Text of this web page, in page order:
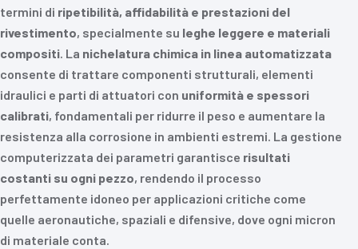
termini di ripetibilità, affidabilità e prestazioni del
rivestimento, specialmente su leghe leggere e materiali
compositi. La nichelatura chimica in linea automatizzata
consente di trattare componenti strutturali, elementi
idraulici e parti di attuatori con uniformità e spessori
calibrati, fondamentali per ridurre il peso e aumentare la
resistenza alla corrosione in ambienti estremi. La gestione
computerizzata dei parametri garantisce risultati
costanti su ogni pezzo, rendendo il processo
perfettamente idoneo per applicazioni critiche come
quelle aeronautiche, spaziali e difensive, dove ogni micron
di materiale conta.